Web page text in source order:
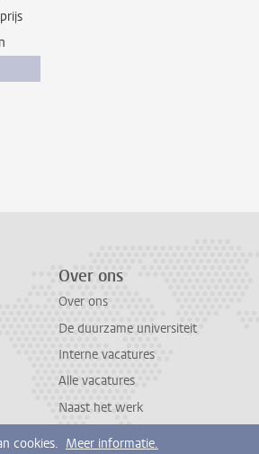
Over ons
Over ons
De duurzame universiteit
Interne vacatures
Alle vacatures
Naast het werk
cookies. Meer informatie.